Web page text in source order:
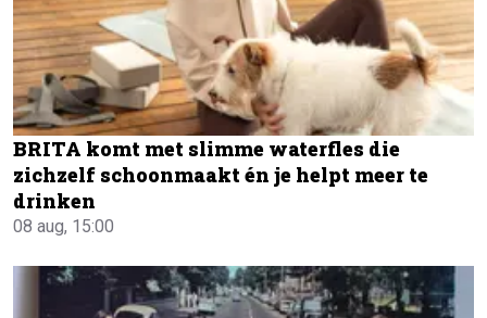
BRITA komt met slimme waterfles die
zichzelf schoonmaakt én je helpt meer te
drinken
08 aug, 15:00